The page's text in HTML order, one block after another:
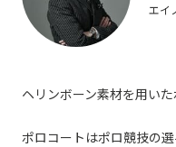
エイ
ヘリンボーン素材を用い
ポロコートはポロ競技の